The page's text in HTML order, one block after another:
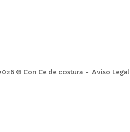
© Con Ce de costura Aviso Legal